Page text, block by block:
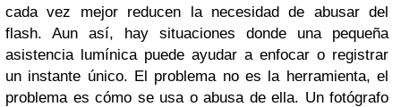
cada vez mejor reducen la necesidad de abusar del
flash. Aun así, hay situaciones donde una pequeña
asistencia lumínica puede ayudar a enfocar o registrar
un instante único. El problema no es la herramienta, el
problema es cómo se usa o abusa de ella. Un fotógrafo